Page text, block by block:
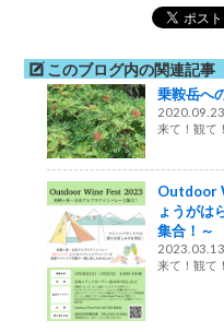
このブログ内の関連記事
乗鞍岳へ
2020.09.23
来て！観て
Outdoor
ょうがは
集合！～
2023.03.13
来て！観て